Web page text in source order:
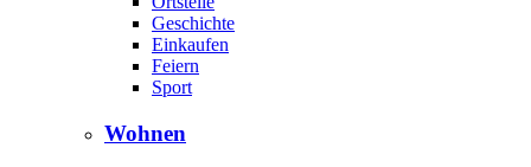
Geschichte
Einkaufen
Feiern
Sport
Wohnen